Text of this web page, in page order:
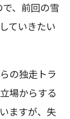
、前回の雪
ていきたい
の独走トラ
場からする
ますが、失